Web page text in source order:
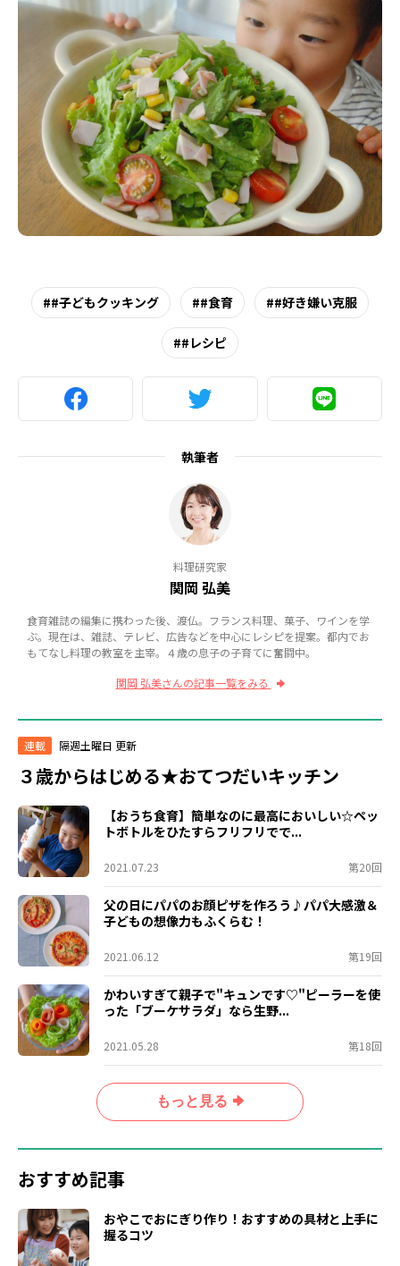
#子どもクッキング #食育 #好き嫌い克服
#レシピ
執筆者
料理研究家
関岡 弘美
食育雑誌の編集に携わった後、渡仏。フランス料理、菓子、ワインを学
ぶ。現在は、雑誌、テレビ、広告などを中心にレシピを提案。都内でお
もてなし料理の教室を主宰。４歳の息子の子育てに奮闘中。
関岡 弘美さんの記事一覧をみる
連載 隔週土曜日 更新
３歳からはじめる★おてつだいキッチン
【おうち食育】簡単なのに最高においしい☆ペッ
トボトルをひたすらフリフリでで...
2021.07.23 第20回
父の日にパパのお顔ピザを作ろう♪パパ大感激＆
子どもの想像力もふくらむ！
2021.06.12 第19回
かわいすぎて親子で"キュンです♡"ピーラーを使
った「ブーケサラダ」なら生野...
2021.05.28 第18回
もっと見る
おすすめ記事
おやこでおにぎり作り！おすすめの具材と上手に
握るコツ